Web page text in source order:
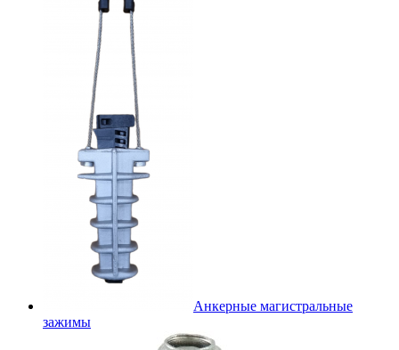
Анкерные магистральные
зажимы